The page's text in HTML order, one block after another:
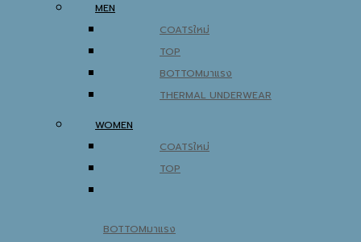
MEN
COATS
TOP
BOTTOM
THERMAL UNDERWEAR
WOMEN
COATS
TOP
BOTTOM